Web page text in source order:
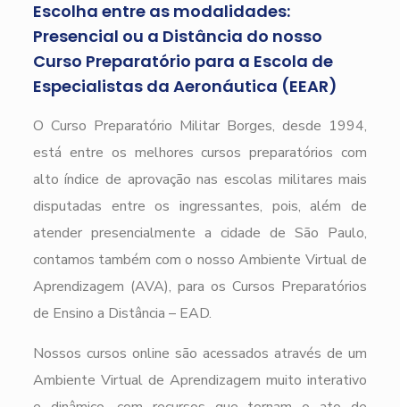
Escolha entre as modalidades:
Presencial ou a Distância do nosso
Curso Preparatório para a Escola de
Especialistas da Aeronáutica (EEAR)
O Curso Preparatório Militar Borges, desde 1994,
está entre os melhores cursos preparatórios com
alto índice de aprovação nas escolas militares mais
disputadas entre os ingressantes, pois, além de
atender presencialmente a cidade de São Paulo,
contamos também com o nosso Ambiente Virtual de
Aprendizagem (AVA), para os Cursos Preparatórios
de Ensino a Distância – EAD.
Nossos cursos online são acessados através de um
Ambiente Virtual de Aprendizagem muito interativo